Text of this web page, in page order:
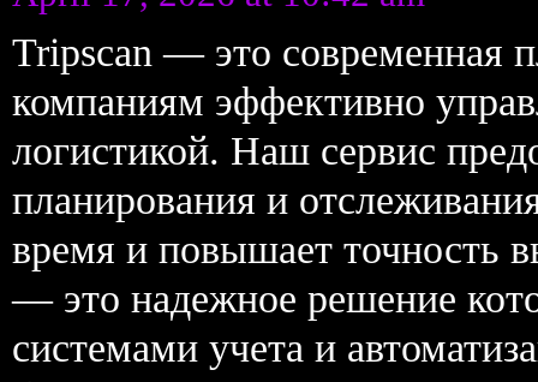
Tripscan — это современная
компаниям эффективно
логистикой. Наш сервис
планирования и
время и повышает точность
— это надежное решение
системами учета и